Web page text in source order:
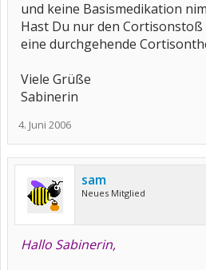
und keine Basismedikation
Hast Du nur den
eine durchgehende
Viele Grüße
Sabinerin
4. Juni 2006
sam
Neues Mitglied
Hallo Sabinerin,